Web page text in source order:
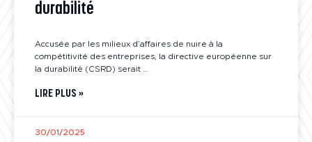
durabilité
Accusée par les milieux d’affaires de nuire à la
compétitivité des entreprises, la directive européenne sur
la durabilité (CSRD) serait …
LIRE PLUS »
30/01/2025